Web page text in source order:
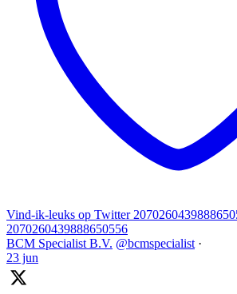
Vind-ik-leuks op Twitter
2070260439888650556
BCM Specialist B.V. @bcmspecialist ·
23 jun